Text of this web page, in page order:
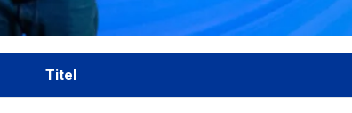
Titel